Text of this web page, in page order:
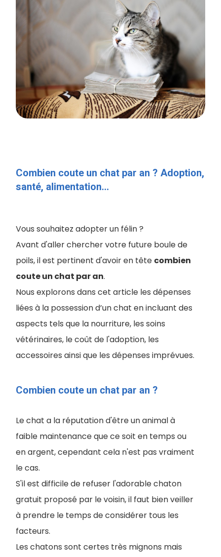
Combien coute un chat par an ? Adoption,
santé, alimentation...
Vous souhaitez adopter un félin ?
Avant d'aller chercher votre future boule de
poils, il est pertinent d'avoir en tête combien
coute un chat par an.
Nous explorons dans cet article les dépenses
liées à la possession d’un chat en incluant des
aspects tels que la nourriture, les soins
vétérinaires, le coût de l'adoption, les
accessoires ainsi que les dépenses imprévues.
Combien coute un chat par an ?
Le chat a la réputation d'être un animal à
faible maintenance que ce soit en temps ou
en argent, cependant cela n'est pas vraiment
le cas.
S'il est difficile de refuser l'adorable chaton
gratuit proposé par le voisin, il faut bien veiller
à prendre le temps de considérer tous les
facteurs.
Les chatons sont certes très mignons mais